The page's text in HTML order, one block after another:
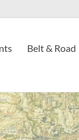
Belt & Road